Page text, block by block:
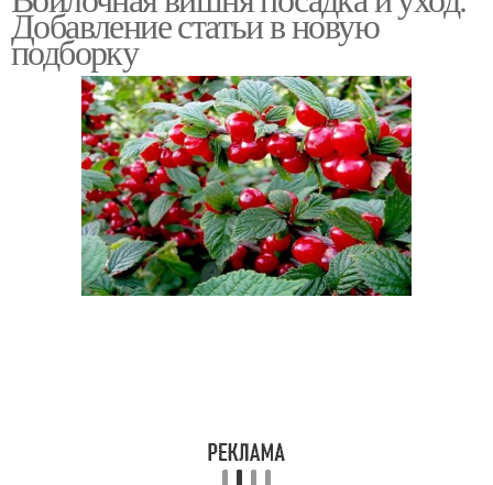
Добавление статьи в новую
подборку